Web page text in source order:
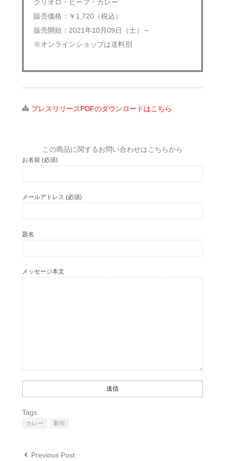
クリオロ・ビーフ・カレー
販売価格：￥1,720（税込）
販売開始：2021年10月09日（土）～
※オンラインショップは送料別
プレスリリースPDFのダウンロードはこちら
この商品に関するお問い合わせはこちらから
お名前 (必須)
メールアドレス (必須)
題名
メッセージ本文
Tags
カレー 新作
Previous Post